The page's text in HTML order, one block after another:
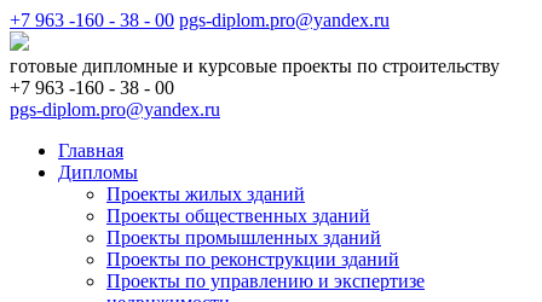
+7 963 -160 - 38 - 00 pgs-diplom.pro@yandex.ru
готовые дипломные и курсовые проекты по строительству
+7 963 -160 - 38 - 00
pgs-diplom.pro@yandex.ru
Главная
Дипломы
Проекты жилых зданий
Проекты общественных зданий
Проекты промышленных зданий
Проекты по реконструкции зданий
Проекты по управлению и экспертизе